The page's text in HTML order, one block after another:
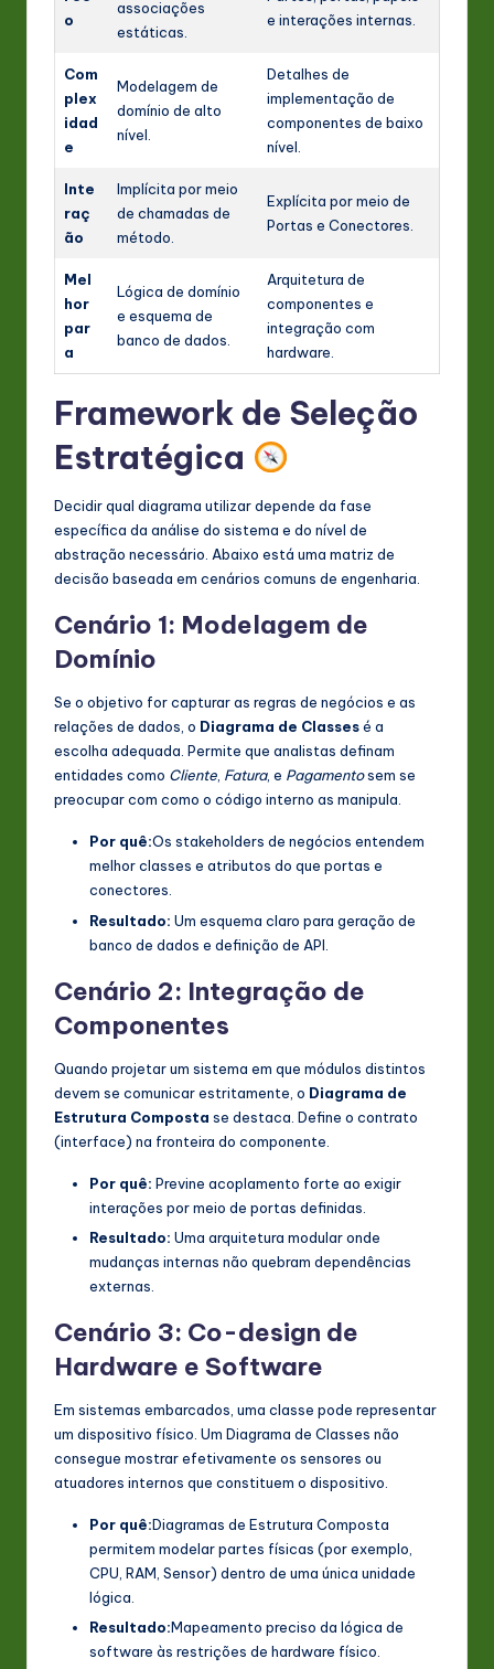
o
associações
estáticas.
e interações internas.
Com
plex
idad
e
Modelagem de
domínio de alto
nível.
Detalhes de
implementação de
componentes de baixo
nível.
Inte
raç
ão
Implícita por meio
de chamadas de
método.
Explícita por meio de
Portas e Conectores.
Mel
hor
par
a
Lógica de domínio
e esquema de
banco de dados.
Arquitetura de
componentes e
integração com
hardware.
Framework de Seleção
Estratégica
Decidir qual diagrama utilizar depende da fase
específica da análise do sistema e do nível de
abstração necessário. Abaixo está uma matriz de
decisão baseada em cenários comuns de engenharia.
Cenário 1: Modelagem de
Domínio
Se o objetivo for capturar as regras de negócios e as
relações de dados, o Diagrama de Classesé a
escolha adequada. Permite que analistas definam
entidades como Cliente, Fatura, e Pagamentosem se
preocupar com como o código interno as manipula.
Por quê:Os stakeholders de negócios entendem
melhor classes e atributos do que portas e
conectores.
Resultado: Um esquema claro para geração de
banco de dados e definição de API.
Cenário 2: Integração de
Componentes
Quando projetar um sistema em que módulos distintos
devem se comunicar estritamente, o Diagrama de
Estrutura Composta se destaca. Define o contrato
(interface) na fronteira do componente.
Por quê: Previne acoplamento forte ao exigir
interações por meio de portas definidas.
Resultado: Uma arquitetura modular onde
mudanças internas não quebram dependências
externas.
Cenário 3: Co-design de
Hardware e Software
Em sistemas embarcados, uma classe pode representar
um dispositivo físico. Um Diagrama de Classes não
consegue mostrar efetivamente os sensores ou
atuadores internos que constituem o dispositivo.
Por quê:Diagramas de Estrutura Composta
permitem modelar partes físicas (por exemplo,
CPU, RAM, Sensor) dentro de uma única unidade
lógica.
Resultado:Mapeamento preciso da lógica de
software às restrições de hardware físico.